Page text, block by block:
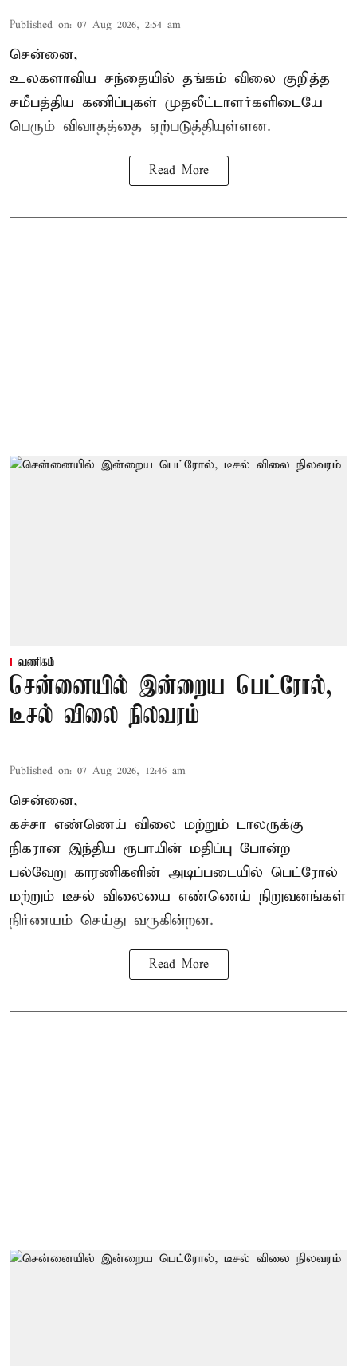
Published on: 07 Aug 2026, 2:54 am
சென்னை,
உலகளாவிய சந்தையில் தங்கம் விலை குறித்த
சமீபத்திய கணிப்புகள் முதலீட்டாளர்களிடையே
பெரும் விவாதத்தை ஏற்படுத்தியுள்ளன.
Read More
வணிகம்
சென்னையில் இன்றைய பெட்ரோல்,
டீசல் விலை நிலவரம்
Published on: 07 Aug 2026, 12:46 am
சென்னை,
கச்சா எண்ணெய் விலை மற்றும் டாலருக்கு
நிகரான இந்திய ரூபாயின் மதிப்பு போன்ற
பல்வேறு காரணிகளின் அடிப்படையில் பெட்ரோல்
மற்றும் டீசல் விலையை எண்ணெய் நிறுவனங்கள்
நிர்ணயம் செய்து வருகின்றன.
Read More